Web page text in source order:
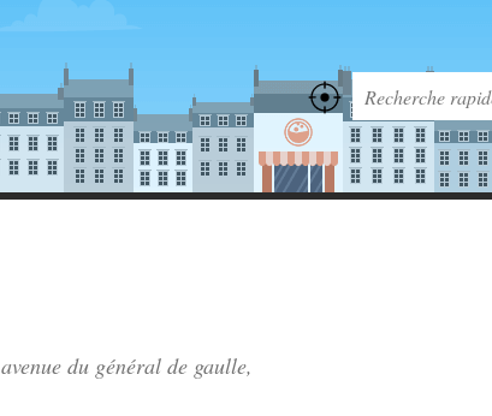
avenue du général de gaulle,